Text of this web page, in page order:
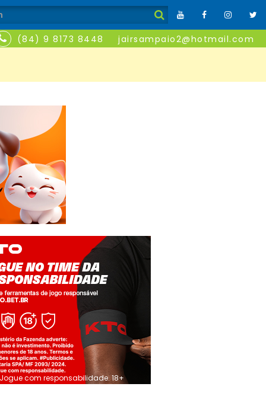
(84) 9 8173 8448 jairsampaio2@hotmail.com
Jogue com responsabilidade. 18+